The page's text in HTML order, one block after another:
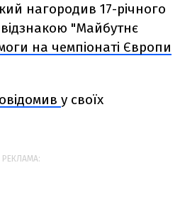
нагородив 17-річного
"Майбутнє
на чемпіонаті Європи
у своїх
РЕКЛАМА: